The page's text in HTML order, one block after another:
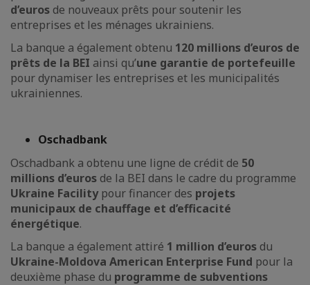
d’eurosde nouveaux prêts pour soutenir les
entreprises et les ménages ukrainiens.
La banque a également obtenu 120 millions d’euros de
prêts de la BEI ainsi qu’une garantie de portefeuille
pour dynamiser les entreprises et les municipalités
ukrainiennes.
Oschadbank
Oschadbank a obtenu une ligne de crédit de 50
millions d’eurosde la BEI dans le cadre du programme
Ukraine Facilitypour financer des projets
municipaux de chauffage et d’efficacité
énergétique.
La banque a également attiré 1 million d’eurosdu
Ukraine-Moldova American Enterprise Fund pour la
deuxième phase du programme de subventions